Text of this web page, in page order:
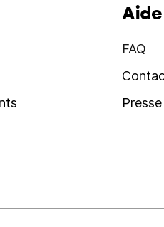
Aide
FAQ
Presse